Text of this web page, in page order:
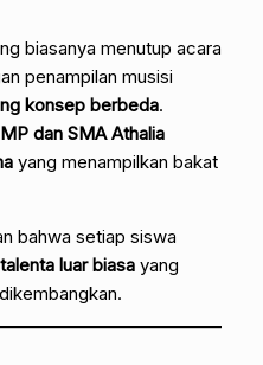
biasanya menutup acara
penampilan musisi
konsep berbeda.
dan SMA Athalia
yang menampilkan bakat
bahwa setiap siswa
luar biasa yang